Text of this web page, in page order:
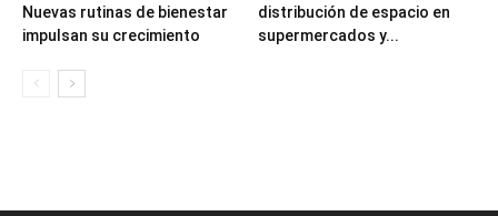
Nuevas rutinas de bienestar
impulsan su crecimiento
distribución de espacio en
supermercados y...